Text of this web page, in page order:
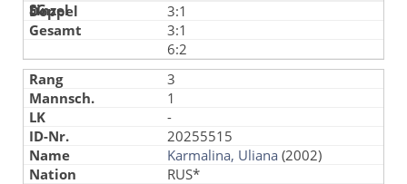
3:1
3:1
6:2
3
1
-
20255515
Karmalina, Uliana (2002)
RUS*